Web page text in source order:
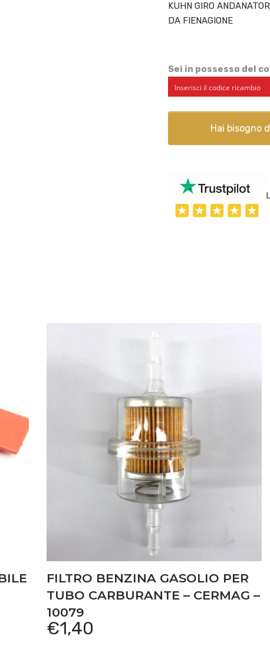
KUHN GIRO
DA FIENAGIONE
Sei in possesso del
Hai bisogno
FILTRO BENZINA GASOLIO PER
TUBO CARBURANTE – CERMAG –
10079
€1,40